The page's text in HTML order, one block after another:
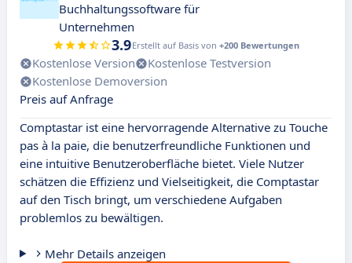
Buchhaltungssoftware für
Unternehmen
3.9Erstellt auf Basis von +200 Bewertungen
Kostenlose Version
Kostenlose Testversion
Kostenlose Demoversion
Preis auf Anfrage
Comptastar ist eine hervorragende Alternative zu Touche
pas à la paie, die benutzerfreundliche Funktionen und
eine intuitive Benutzeroberfläche bietet. Viele Nutzer
schätzen die Effizienz und Vielseitigkeit, die Comptastar
auf den Tisch bringt, um verschiedene Aufgaben
problemlos zu bewältigen.
Mehr Details anzeigen